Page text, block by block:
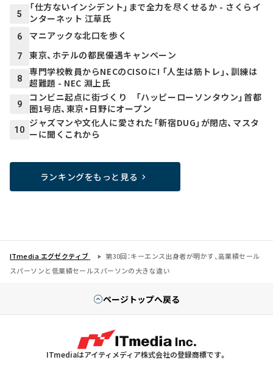
5
「仕方ないインシデント」まで全力を尽くせるか - さくらイ
ンターネット 江草氏
6 マニアックな北口を歩く
7 東京、ホテルの都民優遇キャンペーン
8
専門学校教員からNECのCISOに! 「人生は筋トレ」、訓練は
超難題 - NEC 淵上氏
9
コンビニ起点に街づくり 「ハッピーローソンタウン」首都
圏1号店、東京・日野にオープン
10
ジャズマンや文化人に愛された「新宿DUG」が閉店、マスタ
ーに聞くこれから
ランキングをもっと見る
ITmedia エグゼクティブ
第30回：キーエンス出身者が明かす、高業績セール
スパーソンと低業績セールスパーソンの大きな違い
ページトップへ戻る
ITmediaはアイティメディア株式会社の登録商標です。